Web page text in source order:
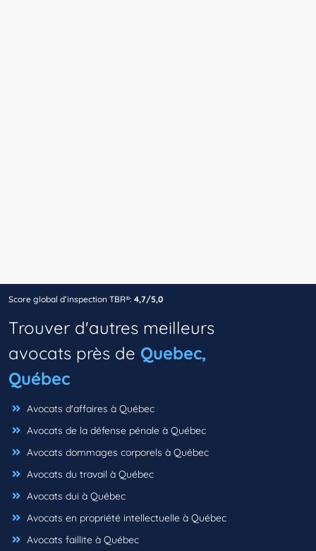
Score global d’inspection TBR®: 4,7/5,0
Trouver d'autres meilleurs
avocats près de Quebec,
Québec
Avocats d'affaires à Québec
Avocats de la défense pénale à Québec
Avocats dommages corporels à Québec
Avocats du travail à Québec
Avocats dui à Québec
Avocats en propriété intellectuelle à Québec
Avocats faillite à Québec